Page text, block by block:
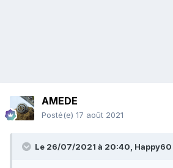
AMEDE
Posté(e) 17 août 2021
Le 26/07/2021 à 20:40, Happy60